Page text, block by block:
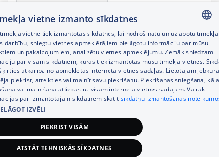
LATVIAN
RUSSIAN
ENGLISH
vietne izmanto sīkdatnes
vietnē tiek izmantotas sīkdatnes, lai nodrošinātu un uzlabotu tīmekļa
darbību, sniegtu vietnes apmeklētājiem pielāgotu informāciju par mūsu
un pakalpojumiem, analizētu vietnes apmeklējumu. Zemāk sniedzam
par visām sīkdatnēm, kuras tiek izmantotas mūsu tīmekļa vietnēs.
atkarībā no apmeklētās interneta vietnes sadaļas. Lietotājam
piekrist, atteikties vai mainīt savu piekrišanu. Piekrišanas sniegšana, kā
vai mainīšana attiecas uz visām interneta vietnes sadaļām. Vairāk
par izmantotajām sīkdatnēm skatīt sīkdatņu izmantošanas
IZVĒLI
PIEKRIST VISĀM
ATSTĀT TEHNISKĀS SĪKDATNES